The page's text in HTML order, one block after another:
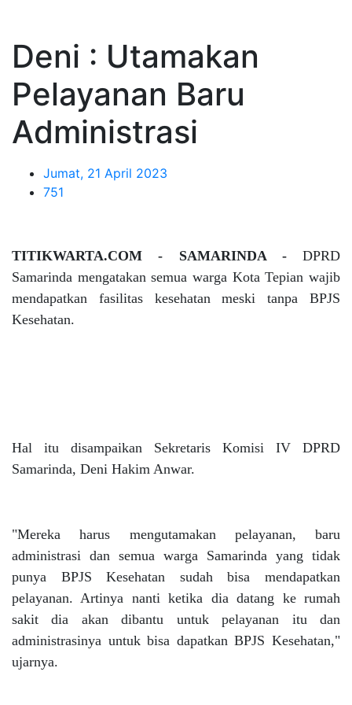
Deni : Utamakan
Pelayanan Baru
Administrasi
Jumat, 21 April 2023
751
TITIKWARTA.COM - SAMARINDA - DPRD
Samarinda mengatakan semua warga Kota Tepian wajib
mendapatkan fasilitas kesehatan meski tanpa BPJS
Kesehatan.
Hal itu disampaikan Sekretaris Komisi IV DPRD
Samarinda, Deni Hakim Anwar.
"Mereka harus mengutamakan pelayanan, baru
administrasi dan semua warga Samarinda yang tidak
punya BPJS Kesehatan sudah bisa mendapatkan
pelayanan. Artinya nanti ketika dia datang ke rumah
sakit dia akan dibantu untuk pelayanan itu dan
administrasinya untuk bisa dapatkan BPJS Kesehatan,"
ujarnya.